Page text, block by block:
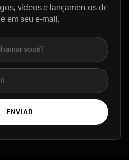
vídeos e lançamentos de
em seu e-mail.
ENVIAR